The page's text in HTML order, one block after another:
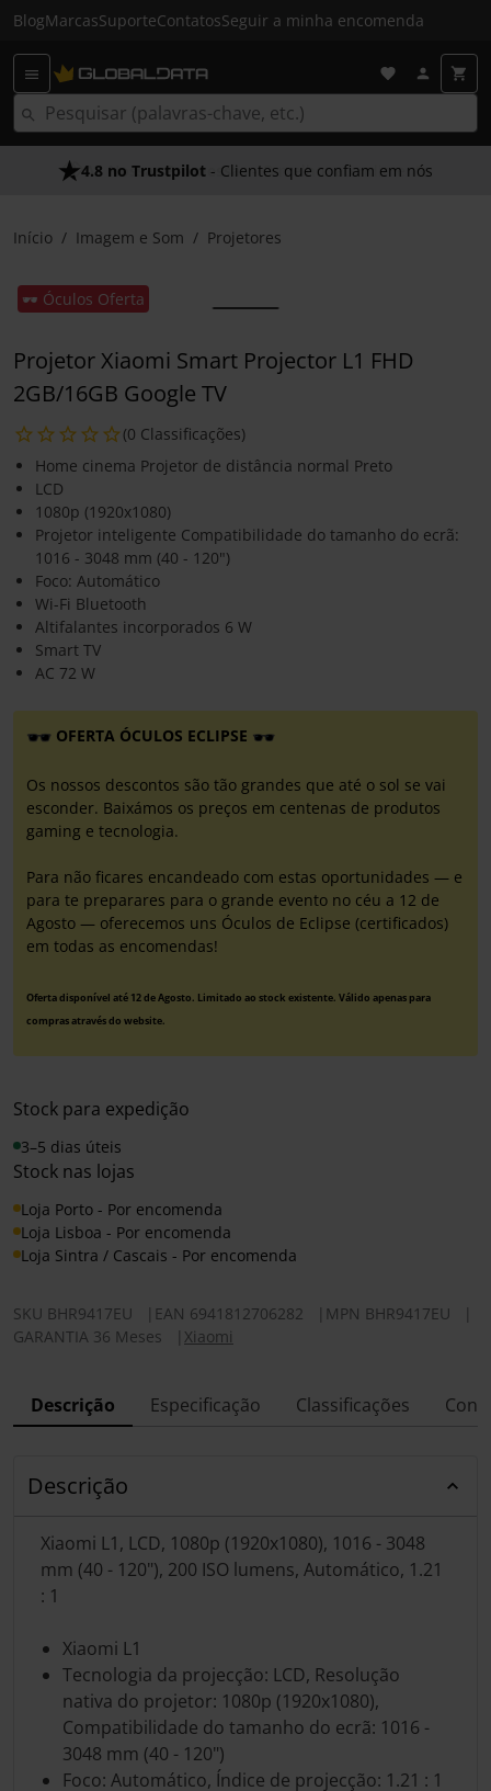
BlogMarcasSuporteContatosSeguir a minha encomenda
4.8 no Trustpilot - Clientes que confiam em nós
Início Imagem e Som Projetores
🕶️ Óculos Oferta
Projetor Xiaomi Smart Projector L1 FHD
2GB/16GB Google TV
(0 Classificações)
Home cinema Projetor de distância normal Preto
LCD
1080p (1920x1080)
Projetor inteligente Compatibilidade do tamanho do ecrã:
1016 - 3048 mm (40 - 120")
Foco: Automático
Wi-Fi Bluetooth
Altifalantes incorporados 6 W
Smart TV
AC 72 W
OFERTA ÓCULOS ECLIPSE
Os nossos descontos são tão grandes que até o sol se vai
esconder. Baixámos os preços em centenas de produtos
gaming e tecnologia.
Para não ficares encandeado com estas oportunidades — e
para te preparares para o grande evento no céu a 12 de
Agosto — oferecemos uns Óculos de Eclipse (certificados)
em todas as encomendas!
Oferta disponível até 12 de Agosto. Limitado ao stock existente. Válido apenas para
compras através do website.
Stock para expedição
3–5 dias úteis
Stock nas lojas
Loja Porto - Por encomenda
Loja Lisboa - Por encomenda
Loja Sintra / Cascais - Por encomenda
SKU BHR9417EU EAN 6941812706282 MPN BHR9417EU
GARANTIA 36 Meses
Xiaomi
Descrição Especificação Classificações
Descrição
Xiaomi L1, LCD, 1080p (1920x1080), 1016 - 3048
mm (40 - 120"), 200 ISO lumens, Automático, 1.21
: 1
Xiaomi L1
Tecnologia da projecção: LCD, Resolução
nativa do projetor: 1080p (1920x1080),
Compatibilidade do tamanho do ecrã: 1016 -
3048 mm (40 - 120")
Foco: Automático, Índice de projecção: 1.21 : 1